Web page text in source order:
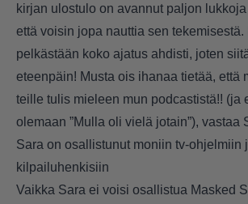
kirjan ulostulo on avannut paljon
että voisin jopa nauttia sen tekemisestä.
pelkästään koko ajatus ahdisti, joten
eteenpäin! Musta ois ihanaa tietää, että
teille tulis mieleen mun podcastistä!! (ja
olemaan ”Mulla oli vielä jotain”), vastaa
Sara on osallistunut moniin tv-ohjelmiin
kilpailuhenkisiin
Vaikka Sara ei voisi osallistua Masked